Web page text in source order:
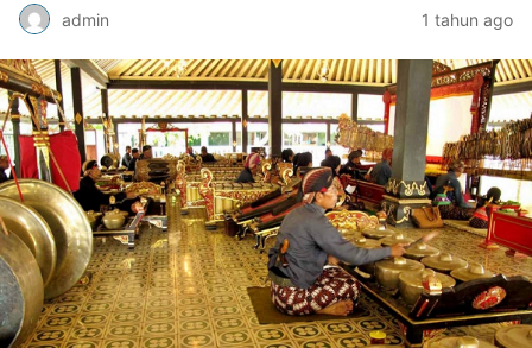
admin 1 tahun ago